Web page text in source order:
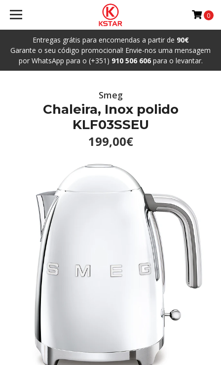
Entregas grátis para encomendas a partir de 90€
Garante o seu código promocional! Envie-nos uma mensagem
por WhatsApp para o (+351) 910 506 606para o levantar.
0
Smeg
Chaleira, Inox polido
KLF03SSEU
199,00€